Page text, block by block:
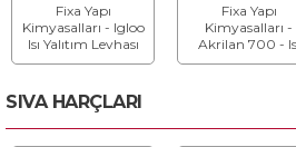
Fixa Yapı
Kimyasalları - Igloo
Isı Yalıtım Levhası
Yapıştırma Harcı
Fixa Yapı
Kimyasalları -
Akrilan 700 -
Yalıtım
SIVA HARÇLARI